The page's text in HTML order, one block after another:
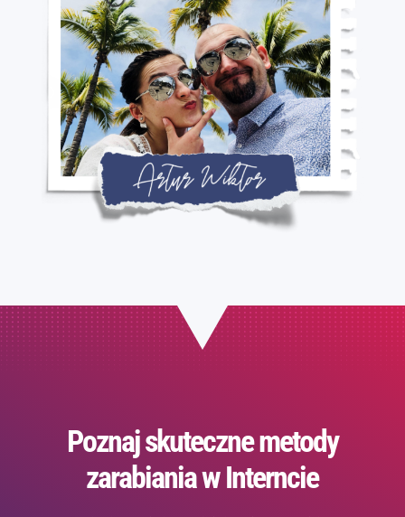
Poznaj skuteczne metody
zarabiania w Interncie